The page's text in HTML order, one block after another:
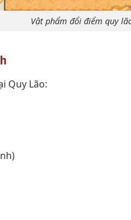
Vật phẩm đổi điểm quy
Quy Lão: